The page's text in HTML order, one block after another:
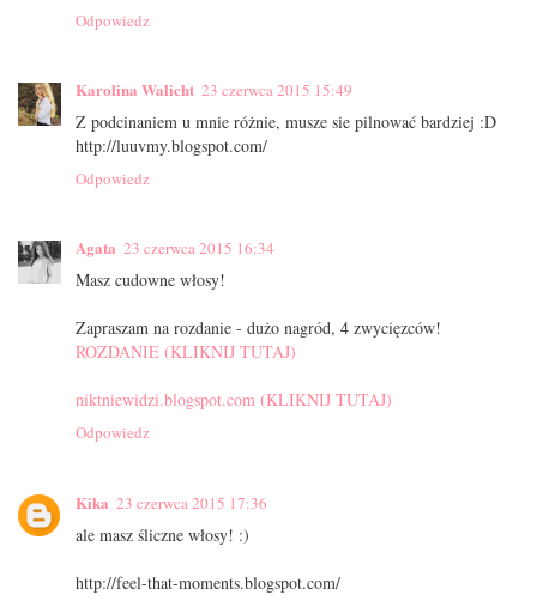
Odpowiedz
Karolina Walicht 23 czerwca 2015 15:49
Z podcinaniem u mnie różnie, musze sie pilnować bardziej :D
http://luuvmy.blogspot.com/
Odpowiedz
Agata 23 czerwca 2015 16:34
Masz cudowne włosy!
Zapraszam na rozdanie - dużo nagród, 4 zwycięzców!
ROZDANIE (KLIKNIJ TUTAJ)
niktniewidzi.blogspot.com (KLIKNIJ TUTAJ)
Odpowiedz
Kika 23 czerwca 2015 17:36
ale masz śliczne włosy! :)
http://feel-that-moments.blogspot.com/